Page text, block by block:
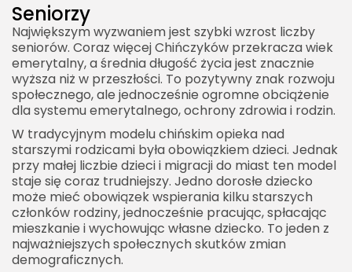
Seniorzy
Największym wyzwaniem jest szybki wzrost liczby
seniorów. Coraz więcej Chińczyków przekracza wiek
emerytalny, a średnia długość życia jest znacznie
wyższa niż w przeszłości. To pozytywny znak rozwoju
społecznego, ale jednocześnie ogromne obciążenie
dla systemu emerytalnego, ochrony zdrowia i rodzin.
W tradycyjnym modelu chińskim opieka nad
starszymi rodzicami była obowiązkiem dzieci. Jednak
przy małej liczbie dzieci i migracji do miast ten model
staje się coraz trudniejszy. Jedno dorosłe dziecko
może mieć obowiązek wspierania kilku starszych
członków rodziny, jednocześnie pracując, spłacając
mieszkanie i wychowując własne dziecko. To jeden z
najważniejszych społecznych skutków zmian
demograficznych.